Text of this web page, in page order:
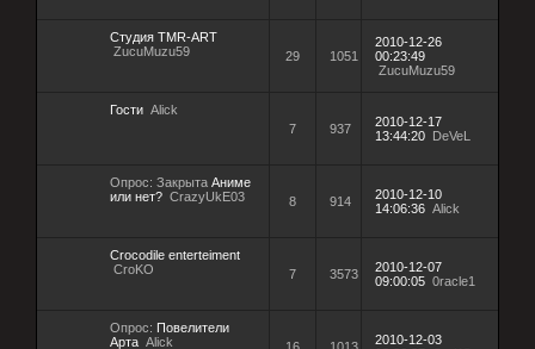
Студия TMR-ART
ZucuMuzu59
29 1051
2010-12-26
00:23:49
ZucuMuzu59
Гости Alick
7
937
2010-12-17
13:44:20 DeVeL
Опрос: Закрыта Аниме
или нет? CrazyUkE03 8 914
2010-12-10
14:06:36 Alick
Crocodile enterteiment
CroKO
7 3573
2010-12-07
09:00:05 0racle1
Опрос: Повелители
Арта Alick
2010-12-03